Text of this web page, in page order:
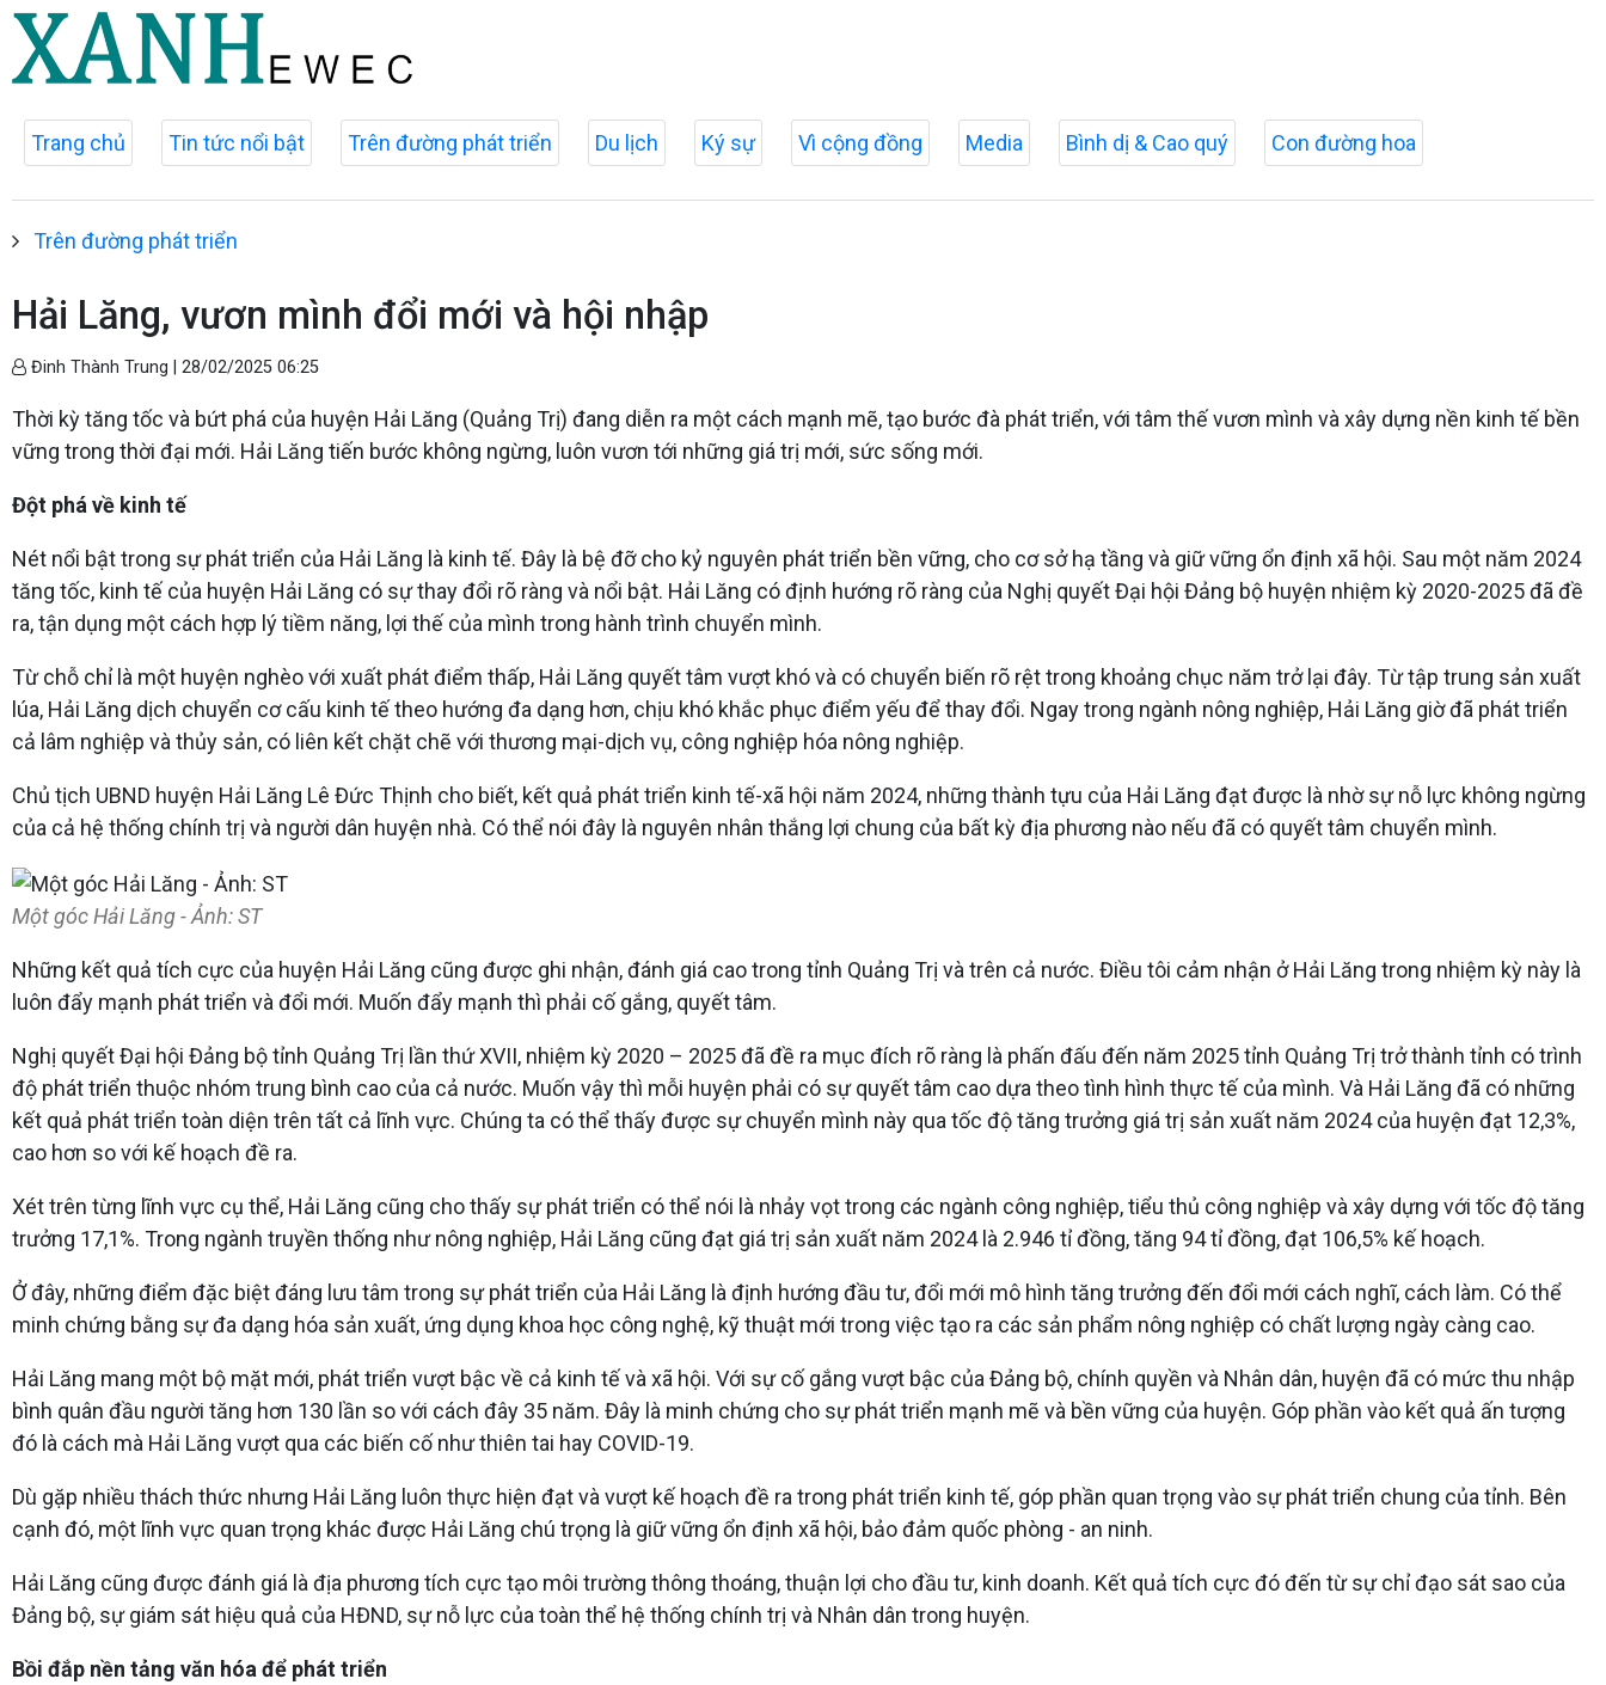
Trang chủ Tin tức nổi bật Trên đường phát triển Du lịch Ký sự Vì cộng đồng Media Bình dị & Cao quý Con đường hoa
Trên đường phát triển
Hải Lăng, vươn mình đổi mới và hội nhập
Đinh Thành Trung | 28/02/2025 06:25
Thời kỳ tăng tốc và bứt phá của huyện Hải Lăng (Quảng Trị) đang diễn ra một cách mạnh mẽ, tạo bước đà phát triển, với tâm thế vươn mình và xây dựng nền kinh tế bền
vững trong thời đại mới. Hải Lăng tiến bước không ngừng, luôn vươn tới những giá trị mới, sức sống mới.
Đột phá về kinh tế
Nét nổi bật trong sự phát triển của Hải Lăng là kinh tế. Đây là bệ đỡ cho kỷ nguyên phát triển bền vững, cho cơ sở hạ tầng và giữ vững ổn định xã hội. Sau một năm 2024
tăng tốc, kinh tế của huyện Hải Lăng có sự thay đổi rõ ràng và nổi bật. Hải Lăng có định hướng rõ ràng của Nghị quyết Đại hội Đảng bộ huyện nhiệm kỳ 2020-2025 đã đề
ra, tận dụng một cách hợp lý tiềm năng, lợi thế của mình trong hành trình chuyển mình.
Từ chỗ chỉ là một huyện nghèo với xuất phát điểm thấp, Hải Lăng quyết tâm vượt khó và có chuyển biến rõ rệt trong khoảng chục năm trở lại đây. Từ tập trung sản xuất
lúa, Hải Lăng dịch chuyển cơ cấu kinh tế theo hướng đa dạng hơn, chịu khó khắc phục điểm yếu để thay đổi. Ngay trong ngành nông nghiệp, Hải Lăng giờ đã phát triển
cả lâm nghiệp và thủy sản, có liên kết chặt chẽ với thương mại-dịch vụ, công nghiệp hóa nông nghiệp.
Chủ tịch UBND huyện Hải Lăng Lê Đức Thịnh cho biết, kết quả phát triển kinh tế-xã hội năm 2024, những thành tựu của Hải Lăng đạt được là nhờ sự nỗ lực không ngừng
của cả hệ thống chính trị và người dân huyện nhà. Có thể nói đây là nguyên nhân thắng lợi chung của bất kỳ địa phương nào nếu đã có quyết tâm chuyển mình.
Một góc Hải Lăng - Ảnh: ST
Những kết quả tích cực của huyện Hải Lăng cũng được ghi nhận, đánh giá cao trong tỉnh Quảng Trị và trên cả nước. Điều tôi cảm nhận ở Hải Lăng trong nhiệm kỳ này là
luôn đẩy mạnh phát triển và đổi mới. Muốn đẩy mạnh thì phải cố gắng, quyết tâm.
Nghị quyết Đại hội Đảng bộ tỉnh Quảng Trị lần thứ XVII, nhiệm kỳ 2020 – 2025 đã đề ra mục đích rõ ràng là phấn đấu đến năm 2025 tỉnh Quảng Trị trở thành tỉnh có trình
độ phát triển thuộc nhóm trung bình cao của cả nước. Muốn vậy thì mỗi huyện phải có sự quyết tâm cao dựa theo tình hình thực tế của mình. Và Hải Lăng đã có những
kết quả phát triển toàn diện trên tất cả lĩnh vực. Chúng ta có thể thấy được sự chuyển mình này qua tốc độ tăng trưởng giá trị sản xuất năm 2024 của huyện đạt 12,3%,
cao hơn so với kế hoạch đề ra.
Xét trên từng lĩnh vực cụ thể, Hải Lăng cũng cho thấy sự phát triển có thể nói là nhảy vọt trong các ngành công nghiệp, tiểu thủ công nghiệp và xây dựng với tốc độ tăng
trưởng 17,1%. Trong ngành truyền thống như nông nghiệp, Hải Lăng cũng đạt giá trị sản xuất năm 2024 là 2.946 tỉ đồng, tăng 94 tỉ đồng, đạt 106,5% kế hoạch.
Ở đây, những điểm đặc biệt đáng lưu tâm trong sự phát triển của Hải Lăng là định hướng đầu tư, đổi mới mô hình tăng trưởng đến đổi mới cách nghĩ, cách làm. Có thể
minh chứng bằng sự đa dạng hóa sản xuất, ứng dụng khoa học công nghệ, kỹ thuật mới trong việc tạo ra các sản phẩm nông nghiệp có chất lượng ngày càng cao.
Hải Lăng mang một bộ mặt mới, phát triển vượt bậc về cả kinh tế và xã hội. Với sự cố gắng vượt bậc của Đảng bộ, chính quyền và Nhân dân, huyện đã có mức thu nhập
bình quân đầu người tăng hơn 130 lần so với cách đây 35 năm. Đây là minh chứng cho sự phát triển mạnh mẽ và bền vững của huyện. Góp phần vào kết quả ấn tượng
đó là cách mà Hải Lăng vượt qua các biến cố như thiên tai hay COVID-19.
Dù gặp nhiều thách thức nhưng Hải Lăng luôn thực hiện đạt và vượt kế hoạch đề ra trong phát triển kinh tế, góp phần quan trọng vào sự phát triển chung của tỉnh. Bên
cạnh đó, một lĩnh vực quan trọng khác được Hải Lăng chú trọng là giữ vững ổn định xã hội, bảo đảm quốc phòng - an ninh.
Hải Lăng cũng được đánh giá là địa phương tích cực tạo môi trường thông thoáng, thuận lợi cho đầu tư, kinh doanh. Kết quả tích cực đó đến từ sự chỉ đạo sát sao của
Đảng bộ, sự giám sát hiệu quả của HĐND, sự nỗ lực của toàn thể hệ thống chính trị và Nhân dân trong huyện.
Bồi đắp nền tảng văn hóa để phát triển